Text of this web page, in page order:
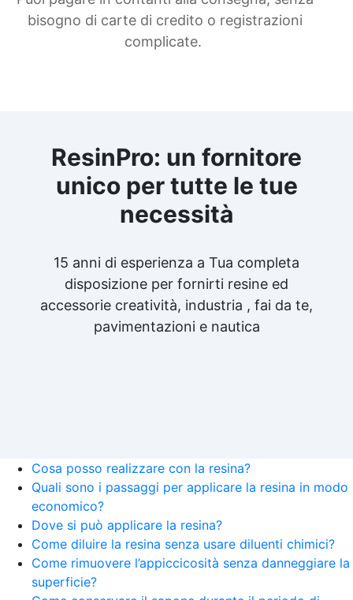
bisogno di carte di credito o registrazioni
complicate.
ResinPro: un fornitore
unico per tutte le tue
necessità
15 anni di esperienza a Tua completa
disposizione per fornirti resine ed
accessorie creatività, industria , fai da te,
pavimentazioni e nautica
Cosa posso realizzare con la resina?
Quali sono i passaggi per applicare la resina in modo
economico?
Dove si può applicare la resina?
Come diluire la resina senza usare diluenti chimici?
Come rimuovere l’appiccicosità senza danneggiare la
superficie?